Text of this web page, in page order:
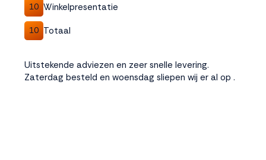
10 Winkelpresentatie
10 Totaal
Uitstekende adviezen en zeer snelle levering.
Zaterdag besteld en woensdag sliepen wij er al op .